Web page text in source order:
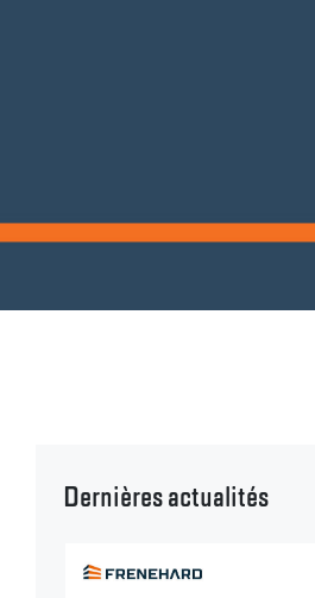
Dernières actualités